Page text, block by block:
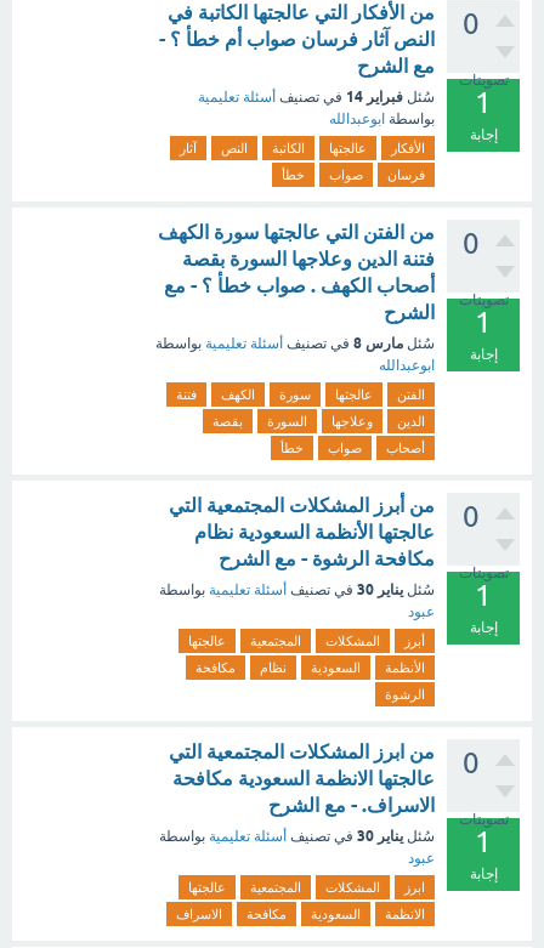
0
تصويتات
1
إجابة
من الأفكار التي عالجتها الكاتبة في
النص آثار فرسان صواب أم خطأ ؟ -
مع الشرح
سُئل فبراير 14 في تصنيف أسئلة تعليمية
بواسطة ابوعبدالله
الأفكار عالجتها الكاتبة النص
آثار
فرسان
صواب خطأ
0
تصويتات
1
إجابة
من الفتن التي عالجتها سورة الكهف
فتنة الدين وعلاجها السورة بقصة
أصحاب الكهف . صواب خطأ ؟ - مع
الشرح
سُئل مارس 8 في تصنيف أسئلة تعليمية بواسطة
ابوعبدالله
الفتن عالجتها سورة الكهف
فتنة
الدين
وعلاجها السورة
بقصة
أصحاب
صواب خطأ
0
تصويتات
1
إجابة
من أبرز المشكلات المجتمعية التي
عالجتها الأنظمة السعودية نظام
مكافحة الرشوة - مع الشرح
سُئل يناير 30 في تصنيف أسئلة تعليمية بواسطة
عبود
أبرز المشكلات المجتمعية
عالجتها
الأنظمة
السعودية نظام
مكافحة
الرشوة
0
تصويتات
1
إجابة
من ابرز المشكلات المجتمعية التي
عالجتها الانظمة السعودية مكافحة
الاسراف. - مع الشرح
سُئل يناير 30 في تصنيف أسئلة تعليمية بواسطة
عبود
ابرز المشكلات المجتمعية
عالجتها
الانظمة
السعودية مكافحة الاسراف